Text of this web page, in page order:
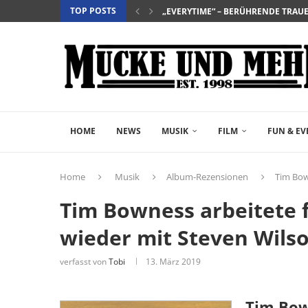
TOP POSTS
„EVERYTIME“ – BERÜHRENDE
„NIGHTBORN“ – WENN
„INSIDIOUS: OUT OF THE
„THE FAST AND THE FURIOUS“ –
„SALZ UND WASSER – MIT DER
„PALÄSTINA 36“ – DAS HISTORIEN-
„GELIEBTER SPINNER“ – JOHN
HOME NEWS MUSIK FILM FUN &
Home Musik Album-Rezensionen Tim
Tim Bowness
wieder mit Steven
verfasst vonTobi 13. März 2019